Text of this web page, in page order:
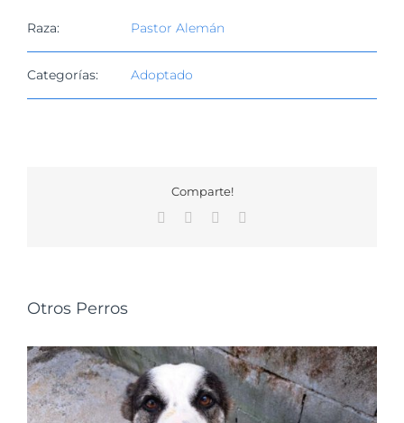
Raza: Pastor Alemán
Categorías: Adoptado
Comparte!
Facebook WhatsApp
Otros Perros